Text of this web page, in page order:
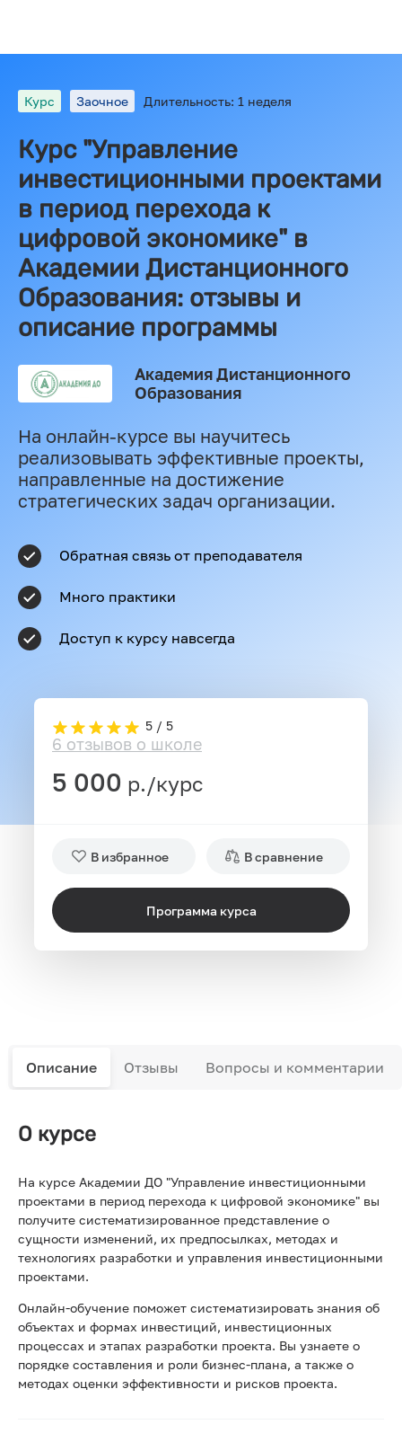
Курс Заочное Длительность: 1 неделя
Курс "Управление
инвестиционными проектами
в период перехода к
цифровой экономике" в
Академии Дистанционного
Образования: отзывы и
описание программы
Академия Дистанционного
Образования
На онлайн-курсе вы научитесь
реализовывать эффективные проекты,
направленные на достижение
стратегических задач организации.
Обратная связь от преподавателя
Много практики
Доступ к курсу навсегда
5 / 5
6 отзывов о школе
5 000 р./курс
В избранное В сравнение
Программа курса
Описание Отзывы Вопросы и комментарии
О курсе
На курсе Академии ДО "Управление инвестиционными
проектами в период перехода к цифровой экономике" вы
получите систематизированное представление о
сущности изменений, их предпосылках, методах и
технологиях разработки и управления инвестиционными
проектами.
Онлайн-обучение поможет систематизировать знания об
объектах и формах инвестиций, инвестиционных
процессах и этапах разработки проекта. Вы узнаете о
порядке составления и роли бизнес-плана, а также о
методах оценки эффективности и рисков проекта.